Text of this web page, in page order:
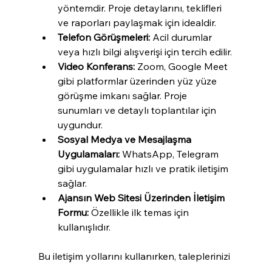
yöntemdir. Proje detaylarını, teklifleri
ve raporları paylaşmak için idealdir.
Telefon Görüşmeleri: Acil durumlar
veya hızlı bilgi alışverişi için tercih edilir.
Video Konferans: Zoom, Google Meet
gibi platformlar üzerinden yüz yüze
görüşme imkanı sağlar. Proje
sunumları ve detaylı toplantılar için
uygundur.
Sosyal Medya ve Mesajlaşma
Uygulamaları: WhatsApp, Telegram
gibi uygulamalar hızlı ve pratik iletişim
sağlar.
Ajansın Web Sitesi Üzerinden İletişim
Formu: Özellikle ilk temas için
kullanışlıdır.
Bu iletişim yollarını kullanırken, taleplerinizi